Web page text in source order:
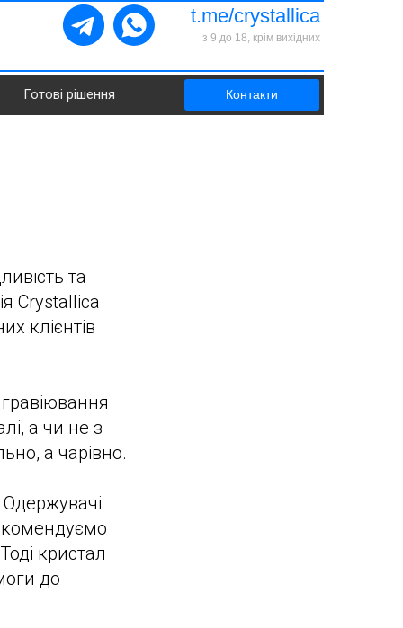
з 9 до 18, крім вихідних
t.me/crystallica
Готові рішення Контакти
та
Crystallica
клієнтів
а чи не з
а чарівно.
Одержувачі
кристал
до